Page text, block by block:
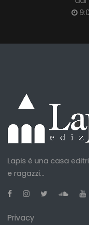
Lapis è una casa
e ragazzi...
Privacy